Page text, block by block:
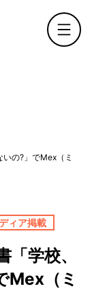
の?」でMex（ミ
ィア掲載
「学校、
Mex（ミ